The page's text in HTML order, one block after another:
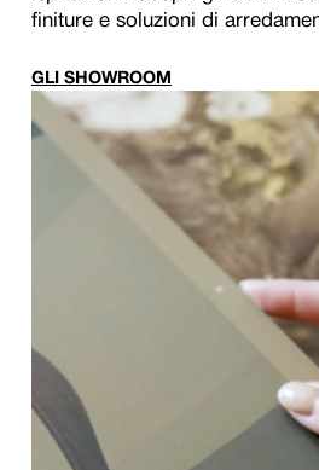
finiture e soluzioni di
GLI SHOWROOM